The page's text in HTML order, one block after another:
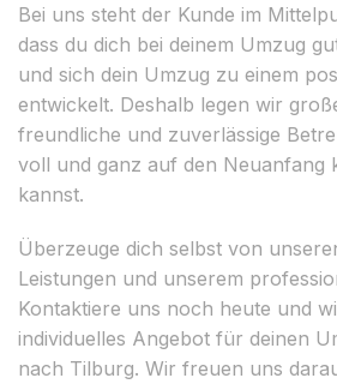
Bei uns steht der Kunde im
dass du dich bei deinem Umzug
und sich dein Umzug zu einem
entwickelt. Deshalb legen wir
freundliche und zuverlässige
voll und ganz auf den Neuanfang
kannst.
Überzeuge dich selbst von
Leistungen und unserem
Kontaktiere uns noch heute und
individuelles Angebot für deinen
nach Tilburg. Wir freuen uns